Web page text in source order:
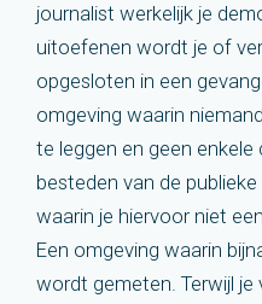
journalist werkelijk je
uitoefenen wordt je of
opgesloten in een
omgeving waarin
te leggen en geen
besteden van de
waarin je hiervoor niet
Een omgeving waarin
wordt gemeten. Terwijl